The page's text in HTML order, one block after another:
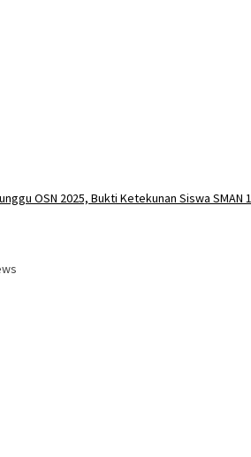
OSN 2025, Bukti Ketekunan Siswa SMAN